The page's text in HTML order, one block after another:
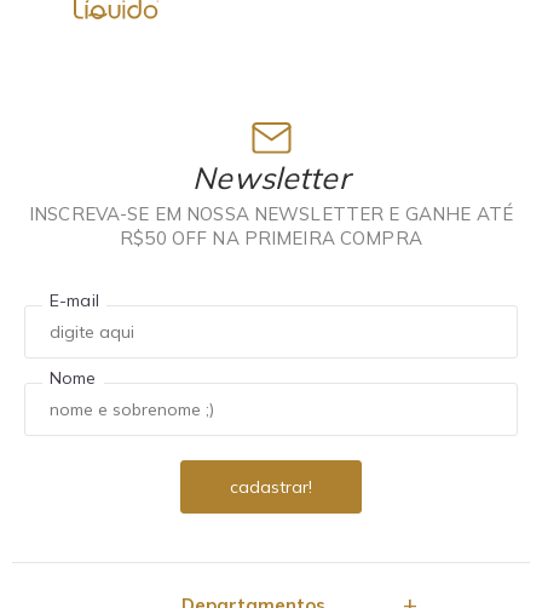
Newsletter
INSCREVA-SE EM NOSSA NEWSLETTER E GANHE ATÉ
R$50 OFF NA PRIMEIRA COMPRA
E-mail
Nome